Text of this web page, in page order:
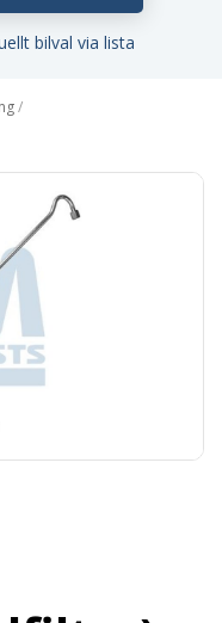
bilval via lista
/